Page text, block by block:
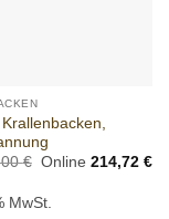
€ Ursprünglicher
244,00 €
Online 214,72 €
MwSt.